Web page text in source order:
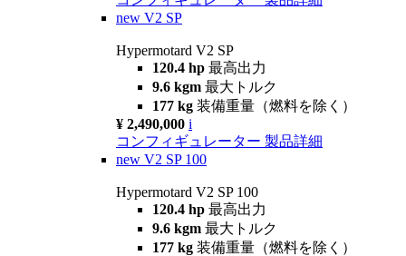
new V2 SP
Hypermotard V2 SP
120.4 hp 最高出力
9.6 kgm 最大トルク
177 kg 装備重量（燃料を除く）
¥ 2,490,000 i
コンフィギュレーター 製品詳細
new V2 SP 100
Hypermotard V2 SP 100
120.4 hp 最高出力
9.6 kgm 最大トルク
177 kg 装備重量（燃料を除く）